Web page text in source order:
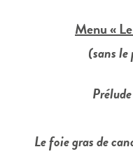
Menu «
(sans
Le foie gras de